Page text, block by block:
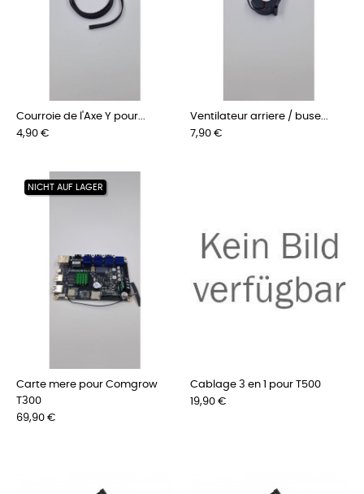
Courroie de l'Axe Y pour...
Preis
4,90 €
Ventilateur arriere / buse...
Preis
7,90 €
NICHT AUF LAGER
Carte mere pour Comgrow
T300
Preis
69,90 €
Cablage 3 en 1 pour T500
Preis
19,90 €